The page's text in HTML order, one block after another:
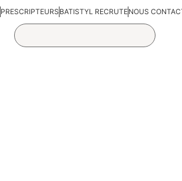
PRESCRIPTEURS BATISTYL RECRUTENOUS